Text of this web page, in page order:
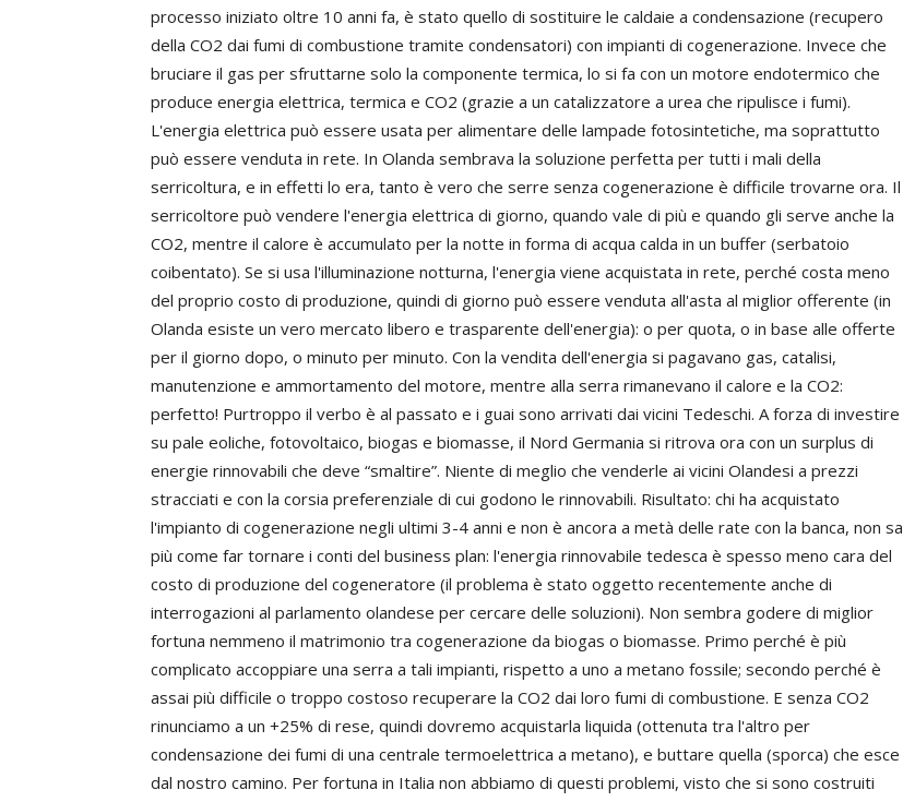
processo iniziato oltre 10 anni fa, è stato quello di sostituire le caldaie a condensazione (recupero
della CO2 dai fumi di combustione tramite condensatori) con impianti di cogenerazione. Invece che
bruciare il gas per sfruttarne solo la componente termica, lo si fa con un motore endotermico che
produce energia elettrica, termica e CO2 (grazie a un catalizzatore a urea che ripulisce i fumi).
L'energia elettrica può essere usata per alimentare delle lampade fotosintetiche, ma soprattutto
può essere venduta in rete. In Olanda sembrava la soluzione perfetta per tutti i mali della
serricoltura, e in effetti lo era, tanto è vero che serre senza cogenerazione è difficile trovarne ora. Il
serricoltore può vendere l'energia elettrica di giorno, quando vale di più e quando gli serve anche la
CO2, mentre il calore è accumulato per la notte in forma di acqua calda in un buffer (serbatoio
coibentato). Se si usa l'illuminazione notturna, l'energia viene acquistata in rete, perché costa meno
del proprio costo di produzione, quindi di giorno può essere venduta all'asta al miglior offerente (in
Olanda esiste un vero mercato libero e trasparente dell'energia): o per quota, o in base alle offerte
per il giorno dopo, o minuto per minuto. Con la vendita dell'energia si pagavano gas, catalisi,
manutenzione e ammortamento del motore, mentre alla serra rimanevano il calore e la CO2:
perfetto! Purtroppo il verbo è al passato e i guai sono arrivati dai vicini Tedeschi. A forza di investire
su pale eoliche, fotovoltaico, biogas e biomasse, il Nord Germania si ritrova ora con un surplus di
energie rinnovabili che deve “smaltire”. Niente di meglio che venderle ai vicini Olandesi a prezzi
stracciati e con la corsia preferenziale di cui godono le rinnovabili. Risultato: chi ha acquistato
l'impianto di cogenerazione negli ultimi 3-4 anni e non è ancora a metà delle rate con la banca, non sa
più come far tornare i conti del business plan: l'energia rinnovabile tedesca è spesso meno cara del
costo di produzione del cogeneratore (il problema è stato oggetto recentemente anche di
interrogazioni al parlamento olandese per cercare delle soluzioni). Non sembra godere di miglior
fortuna nemmeno il matrimonio tra cogenerazione da biogas o biomasse. Primo perché è più
complicato accoppiare una serra a tali impianti, rispetto a uno a metano fossile; secondo perché è
assai più difficile o troppo costoso recuperare la CO2 dai loro fumi di combustione. E senza CO2
rinunciamo a un +25% di rese, quindi dovremo acquistarla liquida (ottenuta tra l'altro per
condensazione dei fumi di una centrale termoelettrica a metano), e buttare quella (sporca) che esce
dal nostro camino. Per fortuna in Italia non abbiamo di questi problemi, visto che si sono costruiti